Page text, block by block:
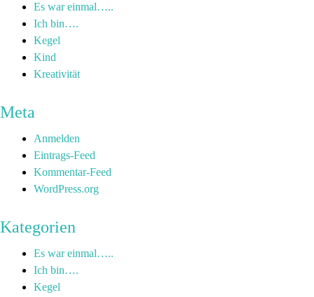
Es war einmal…..
Ich bin….
Kegel
Kind
Kreativität
Meta
Anmelden
Eintrags-Feed
Kommentar-Feed
WordPress.org
Kategorien
Es war einmal…..
Ich bin….
Kegel